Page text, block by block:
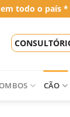
todo o país *
CÃO